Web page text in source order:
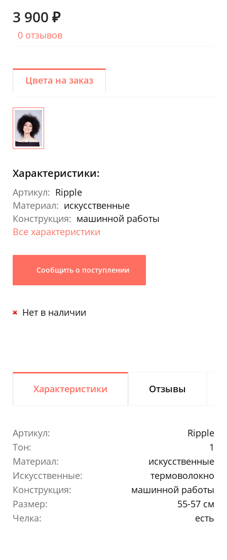
3 900 ₽
0 отзывов
Цвета на заказ
Характеристики:
Артикул: Ripple
Материал: искусственные
Конструкция: машинной работы
Все характеристики
Сообщить о поступлении
Нет в наличии
Характеристики Отзывы
Артикул:
Ripple
Тон:
1
Материал:
искусственные
Искусственные:
термоволокно
Конструкция:
машинной работы
Размер:
55-57 см
Челка:
есть